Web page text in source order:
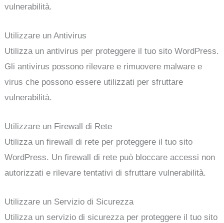
vulnerabilità.
Utilizzare un Antivirus
Utilizza un antivirus per proteggere il tuo sito WordPress.
Gli antivirus possono rilevare e rimuovere malware e
virus che possono essere utilizzati per sfruttare
vulnerabilità.
Utilizzare un Firewall di Rete
Utilizza un firewall di rete per proteggere il tuo sito
WordPress. Un firewall di rete può bloccare accessi non
autorizzati e rilevare tentativi di sfruttare vulnerabilità.
Utilizzare un Servizio di Sicurezza
Utilizza un servizio di sicurezza per proteggere il tuo sito